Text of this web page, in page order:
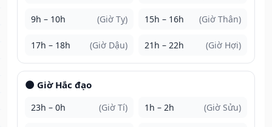
9h – 10h (Giờ Tỵ) 15h – 16h (Giờ Thân)
17h – 18h (Giờ Dậu) 21h – 22h (Giờ Hợi)
🌑 Giờ Hắc đạo
23h – 0h (Giờ Tí) 1h – 2h (Giờ Sửu)